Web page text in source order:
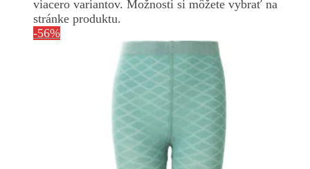
viacero variantov. Možnosti si môžete vybrať na
stránke produktu.
-56%